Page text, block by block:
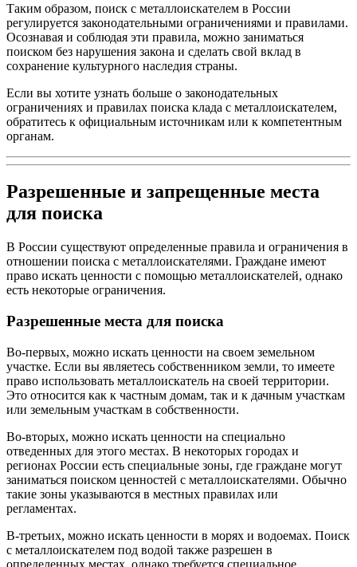
Таким образом, поиск с металлоискателем в России
регулируется законодательными ограничениями и правилами.
Осознавая и соблюдая эти правила, можно заниматься
поиском без нарушения закона и сделать свой вклад в
сохранение культурного наследия страны.
Если вы хотите узнать больше о законодательных
ограничениях и правилах поиска клада с металлоискателем,
обратитесь к официальным источникам или к компетентным
органам.
Разрешенные и запрещенные места
для поиска
В России существуют определенные правила и ограничения в
отношении поиска с металлоискателями. Граждане имеют
право искать ценности с помощью металлоискателей, однако
есть некоторые ограничения.
Разрешенные места для поиска
Во-первых, можно искать ценности на своем земельном
участке. Если вы являетесь собственником земли, то имеете
право использовать металлоискатель на своей территории.
Это относится как к частным домам, так и к дачным участкам
или земельным участкам в собственности.
Во-вторых, можно искать ценности на специально
отведенных для этого местах. В некоторых городах и
регионах России есть специальные зоны, где граждане могут
заниматься поиском ценностей с металлоискателями. Обычно
такие зоны указываются в местных правилах или
регламентах.
В-третьих, можно искать ценности в морях и водоемах. Поиск
с металлоискателем под водой также разрешен в
определенных местах, однако требуется специальное